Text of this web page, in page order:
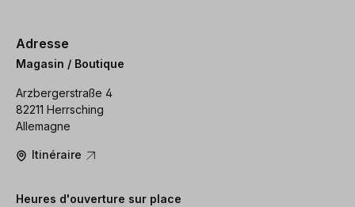
Adresse
Magasin / Boutique
Arzbergerstraße 4
82211 Herrsching
Allemagne
Itinéraire
Heures d'ouverture sur place